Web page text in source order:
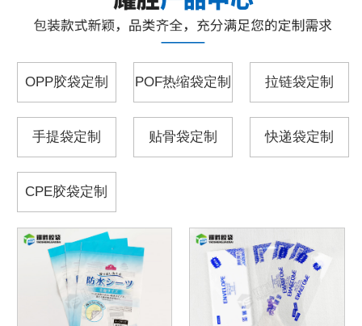
OPP胶袋定制 POF热缩袋定制 拉链袋定制
手提袋定制 贴骨袋定制 快递袋定制
CPE胶袋定制